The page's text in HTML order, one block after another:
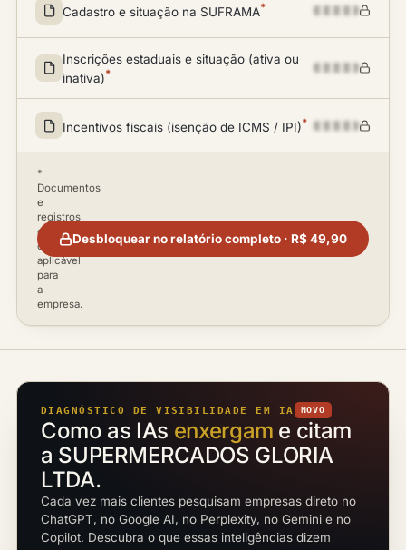
Cadastro e situação na SUFRAMA*
Inscrições estaduais e situação (ativa ou
inativa)*
Incentivos fiscais (isenção de ICMS / IPI)*
*
Documentos
e
registros
disponíveis
conforme
aplicável
para
a
empresa.
Desbloquear no relatório completo · R$ 49,90
DIAGNÓSTICO DE VISIBILIDADE EM IA NOVO
Como as IAs enxergam e citam
a SUPERMERCADOS GLORIA
LTDA.
Cada vez mais clientes pesquisam empresas direto no
ChatGPT, no Google AI, no Perplexity, no Gemini e no
Copilot. Descubra o que essas inteligências dizem